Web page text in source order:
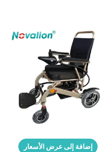
إضافة إلى عرض الأسعار